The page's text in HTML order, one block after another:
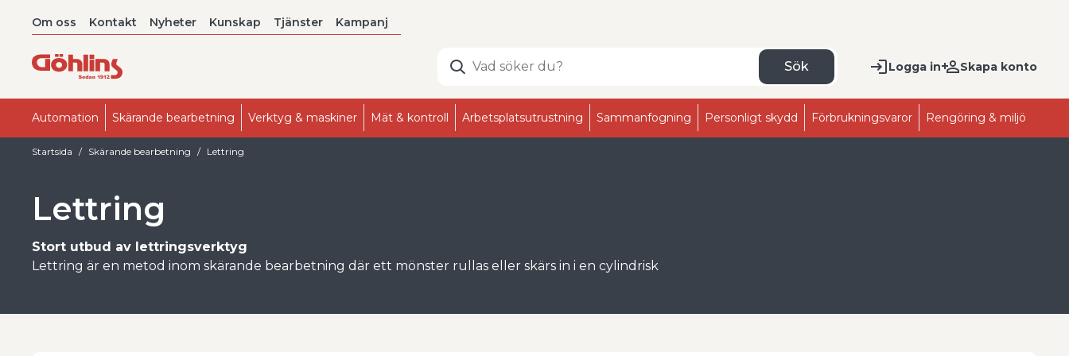
Om oss Kontakt Nyheter Kunskap Tjänster Kampanj
Sök Logga in Skapa konto
Automation Skärande bearbetning Verktyg & maskiner Mät & kontroll Arbetsplatsutrustning Sammanfogning Personligt skydd Förbrukningsvaror Rengöring & miljö
Startsida Skärande bearbetning Lettring
Lettring
Stort utbud av lettringsverktyg
Lettring är en metod inom skärande bearbetning där ett mönster rullas eller skärs in i en cylindrisk